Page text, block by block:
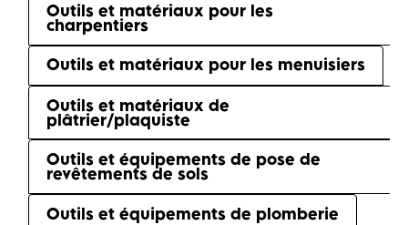
Outils et matériaux pour les
charpentiers
Outils et matériaux pour les menuisiers
Outils et matériaux de
plâtrier/plaquiste
Outils et équipements de pose de
revêtements de sols
Outils et équipements de plomberie